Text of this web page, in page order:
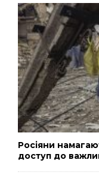
Росіяни
доступ до